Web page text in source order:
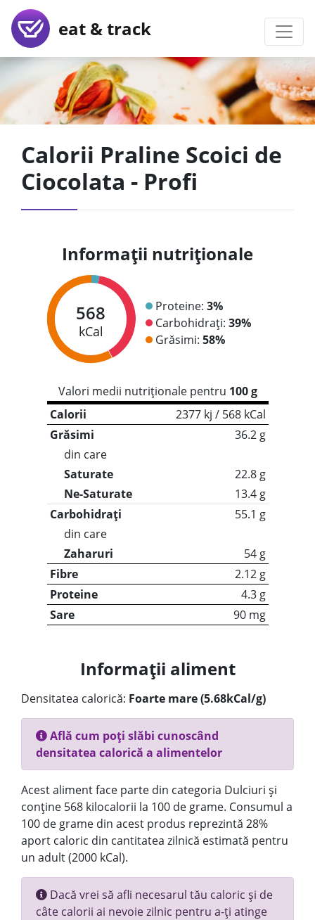
eat & track
Calorii Praline Scoici de
Ciocolata - Profi
Informații nutriționale
568
kCal
Proteine: 3%
Carbohidrați: 39%
Grăsimi: 58%
Valori medii nutriționale pentru 100 g
Calorii
2377 kj / 568 kCal
Grăsimi
36.2 g
din care
Saturate
22.8 g
Ne-Saturate
13.4 g
Carbohidrați
55.1 g
din care
Zaharuri
54 g
Fibre
2.12 g
Proteine
4.3 g
Sare
90 mg
Informații aliment
Densitatea calorică: Foarte mare (5.68kCal/g)
Află cum poți slăbi cunoscând
densitatea calorică a alimentelor
Acest aliment face parte din categoria Dulciuri și
conține 568 kilocalorii la 100 de grame. Consumul a
100 de grame din acest produs reprezintă 28%
aport caloric din cantitatea zilnică estimată pentru
un adult (2000 kCal).
Dacă vrei să afli necesarul tău caloric și de
câte calorii ai nevoie zilnic pentru a-ți atinge